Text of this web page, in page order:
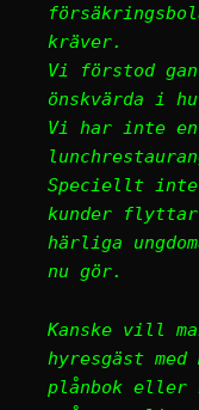
kräver.
Vi förstod
önskvärda i
Vi har inte
Speciellt inte
kunder
härliga
nu gör.
Kanske vill
hyresgäst
plånbok eller